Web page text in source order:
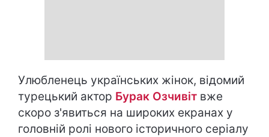
Улюбленець українських жінок, відомий
турецький актор Бурак Озчивіт вже
скоро з'явиться на широких екранах у
головній ролі нового історичного серіалу